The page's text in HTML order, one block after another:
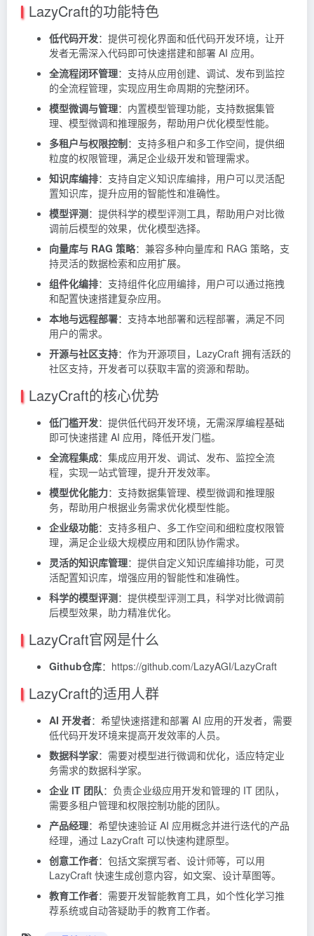
LazyCraft的功能特色
低代码开发：提供可视化界面和低代码开发环境，让开
发者无需深入代码即可快速搭建和部署 AI 应用。
全流程闭环管理：支持从应用创建、调试、发布到监控
的全流程管理，实现应用生命周期的完整闭环。
模型微调与管理：内置模型管理功能，支持数据集管
理、模型微调和推理服务，帮助用户优化模型性能。
多租户与权限控制：支持多租户和多工作空间，提供细
粒度的权限管理，满足企业级开发和管理需求。
知识库编排：支持自定义知识库编排，用户可以灵活配
置知识库，提升应用的智能性和准确性。
模型评测：提供科学的模型评测工具，帮助用户对比微
调前后模型的效果，优化模型选择。
向量库与 RAG 策略：兼容多种向量库和 RAG 策略，支
持灵活的数据检索和应用扩展。
组件化编排：支持组件化应用编排，用户可以通过拖拽
和配置快速搭建复杂应用。
本地与远程部署：支持本地部署和远程部署，满足不同
用户的需求。
开源与社区支持：作为开源项目，LazyCraft 拥有活跃的
社区支持，开发者可以获取丰富的资源和帮助。
LazyCraft的核心优势
低门槛开发：提供低代码开发环境，无需深厚编程基础
即可快速搭建 AI 应用，降低开发门槛。
全流程集成：集成应用开发、调试、发布、监控全流
程，实现一站式管理，提升开发效率。
模型优化能力：支持数据集管理、模型微调和推理服
务，帮助用户根据业务需求优化模型性能。
企业级功能：支持多租户、多工作空间和细粒度权限管
理，满足企业级大规模应用和团队协作需求。
灵活的知识库管理：提供自定义知识库编排功能，可灵
活配置知识库，增强应用的智能性和准确性。
科学的模型评测：提供模型评测工具，科学对比微调前
后模型效果，助力精准优化。
LazyCraft官网是什么
Github仓库：https://github.com/LazyAGI/LazyCraft
LazyCraft的适用人群
AI 开发者：希望快速搭建和部署 AI 应用的开发者，需要
低代码开发环境来提高开发效率的人员。
数据科学家：需要对模型进行微调和优化，适应特定业
务需求的数据科学家。
企业 IT 团队：负责企业级应用开发和管理的 IT 团队，
需要多租户管理和权限控制功能的团队。
产品经理：希望快速验证 AI 应用概念并进行迭代的产品
经理，通过 LazyCraft 可以快速构建原型。
创意工作者：包括文案撰写者、设计师等，可以用
LazyCraft 快速生成创意内容，如文案、设计草图等。
教育工作者：需要开发智能教育工具，如个性化学习推
荐系统或自动答疑助手的教育工作者。